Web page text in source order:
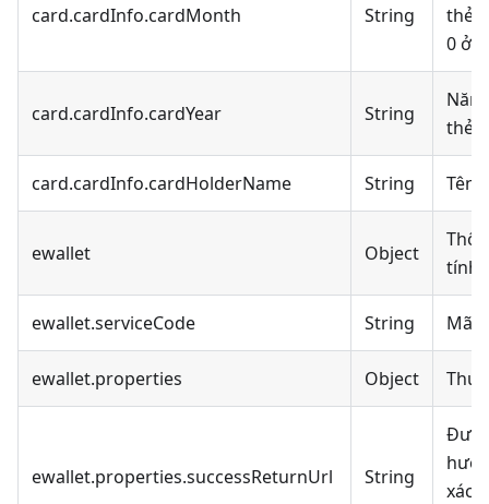
card.cardInfo.cardMonth String
thẻ,
0 ở
card.cardInfo.cardYear String
thẻ
card.cardInfo.cardHolderName String Tên
ewallet Object
tính
ewallet.serviceCode String Mã
ewallet.properties Object
ewallet.properties.successReturnUrl String
xác